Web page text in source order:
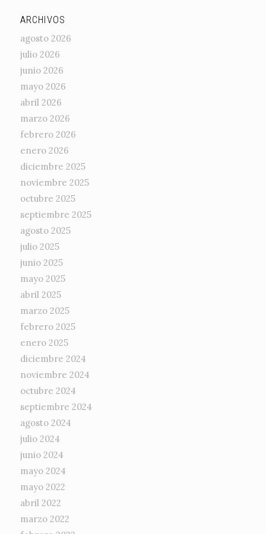
ARCHIVOS
agosto 2026
julio 2026
junio 2026
mayo 2026
abril 2026
marzo 2026
febrero 2026
enero 2026
diciembre 2025
noviembre 2025
octubre 2025
septiembre 2025
agosto 2025
julio 2025
junio 2025
mayo 2025
abril 2025
marzo 2025
febrero 2025
enero 2025
diciembre 2024
noviembre 2024
octubre 2024
septiembre 2024
agosto 2024
julio 2024
junio 2024
mayo 2024
mayo 2022
abril 2022
marzo 2022